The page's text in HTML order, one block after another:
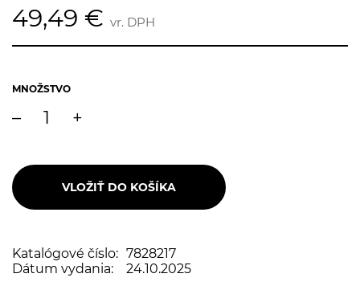
49,49 € vr. DPH
MNOŽSTVO
– +
Katalógové číslo: 7828217
Dátum vydania:
24.10.2025